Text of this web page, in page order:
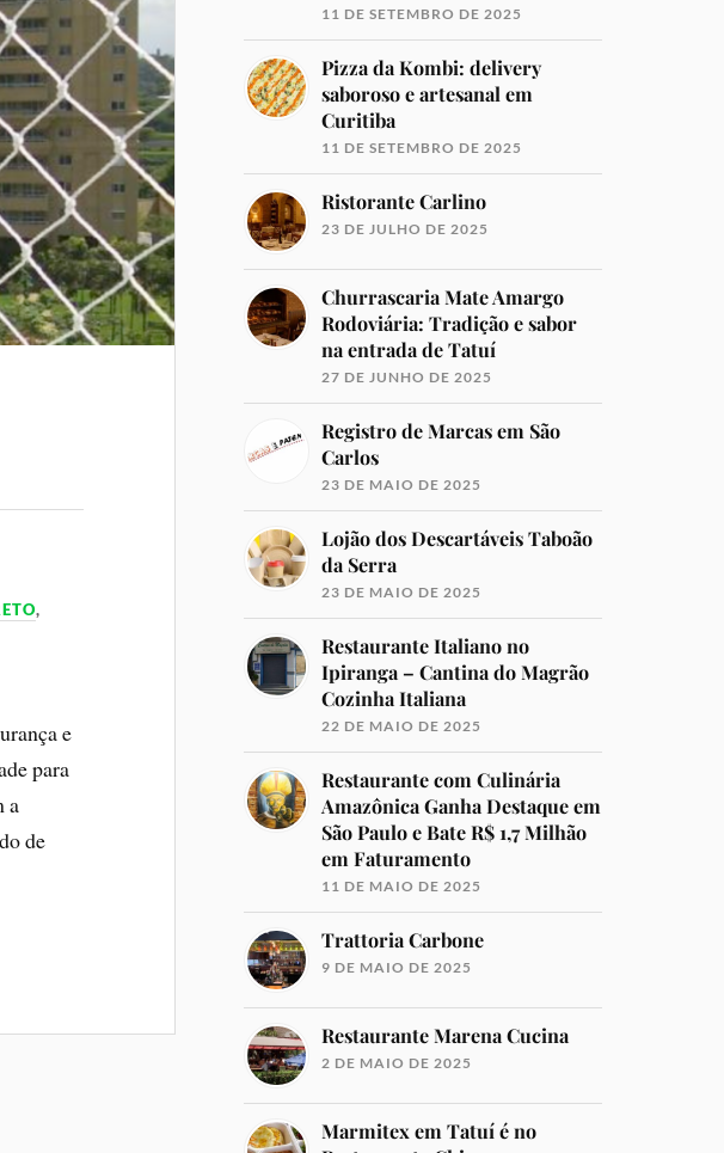
,
e
para
a
de
11 DE SETEMBRO DE 2025
Pizza da Kombi: delivery
saboroso e artesanal em
Curitiba
11 DE SETEMBRO DE 2025
Ristorante Carlino
23 DE JULHO DE 2025
Churrascaria Mate Amargo
Rodoviária: Tradição e sabor
na entrada de Tatuí
27 DE JUNHO DE 2025
Registro de Marcas em São
Carlos
23 DE MAIO DE 2025
Lojão dos Descartáveis Taboão
da Serra
23 DE MAIO DE 2025
Restaurante Italiano no
Ipiranga – Cantina do Magrão
Cozinha Italiana
22 DE MAIO DE 2025
Restaurante com Culinária
Amazônica Ganha Destaque em
São Paulo e Bate R$ 1,7 Milhão
em Faturamento
11 DE MAIO DE 2025
Trattoria Carbone
9 DE MAIO DE 2025
Restaurante Marena Cucina
2 DE MAIO DE 2025
Marmitex em Tatuí é no